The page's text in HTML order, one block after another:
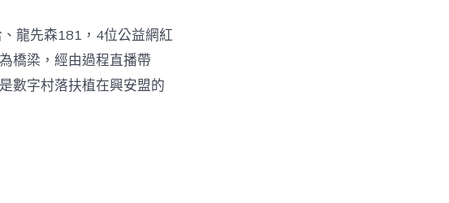
龍先森181，4位公益網紅
橋梁，經由過程直播帶
數字村落扶植在興安盟的